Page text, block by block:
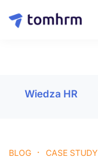
Wiedza HR
BLOG · CASE STUDY